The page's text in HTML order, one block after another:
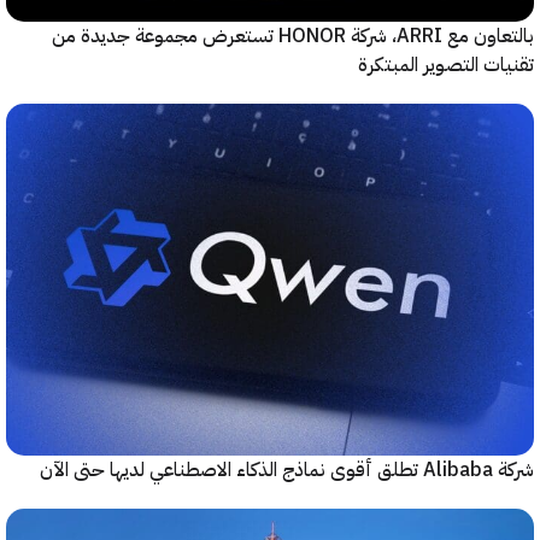
بالتعاون مع ARRI، شركة HONOR تستعرض مجموعة جديدة من
التصوير المبتكرة